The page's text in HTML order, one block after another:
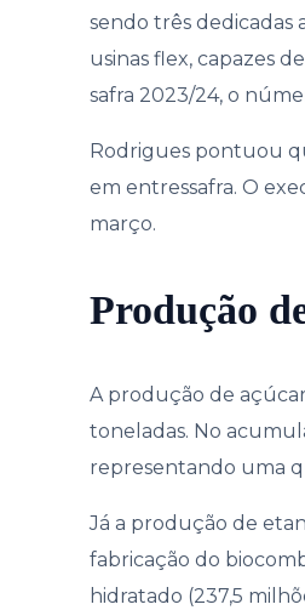
sendo três dedicadas
usinas flex, capazes
safra 2023/24, o
Rodrigues pontuou
em entressafra. O
março.
Produção
A produção de
toneladas. No
representando uma
Já a produção de
fabricação do
hidratado (237,5